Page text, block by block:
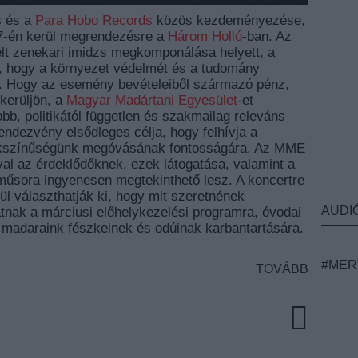
és a Para Hobo Records közös kezdeményezése,
én kerül megrendezésre a Három Holló-ban. Az
zenekari imidzs megkomponálása helyett, a
a környezet védelmét és a tudomány
az esemény bevételeiből származó pénz,
a Magyar Madártani Egyesület-et
politikától független és szakmailag releváns
elsődleges célja, hogy felhívja a
megóvásának fontosságára. Az MME
az érdeklődőknek, ezek látogatása, valamint a
ingyenesen megtekinthető lesz. A koncertre
választhatják ki, hogy mit szeretnének
a márciusi előhelykezelési programra, óvodai
fészkeinek és odúinak karbantartására.
TOVÁBB